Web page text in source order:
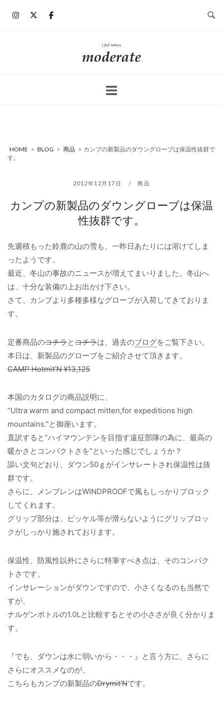
ホ
ー
HOME > BLOG > 商品 > カンプの新製品のダウングローブは保温性抜群で
す。
2012年12月17日 商品
カンプの新製品のダウングローブは保温
性抜群です。
先週積もった鈴鹿の山の雪も、一昨日あたりには溶けてしま
ったようです。
最近、冬山の事故のニュースが増えてまいりました。冬山へ
は、十分な装備の上お出かけ下さい。
さて、カンプより多種多様なグローブが入荷してきておりま
す。
定番商品のコチラとコチラは、過去のブログをご覧下さい。
本日は、新製品のグローブをご紹介させて頂きます。
CAMP Hotmit’N ¥13,125
本国のカタログの商品説明に、
“Ultra warm and compact mitten,for expeditions high
mountains.”と御座います。
直訳すると“ハイマウンテンを目指す遠征部隊の為に、最高の
暖かさとコンパクトさを”といった感じでしょうか？
謳い文句どおり、ダウン50ｇがインサレートされ保温性は抜
群です。
さらに、メンブレンはWINDPROOFで風もしっかりブロック
してくれます。
グリップ部分は、ピッケル等が滑らないようにグリップロッ
クがしっかり施されております。
保温性、防風性以外にさらに特筆すべき点は、そのコンパク
トさです。
インサレーションがダウンですので、小さくなるのも当然で
すが、
ナルゲンボトルの1.0Lと比較するとその小ささが良く分かりま
す。
『でも、ダウンは水に弱いから・・・』と言う方に、さらに
さらにオススメなのが、
こちらもカンプの新製品のDrymit’Nです。